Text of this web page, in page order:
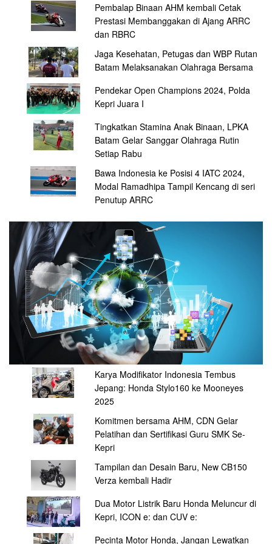
Pembalap Binaan AHM kembali Cetak
Prestasi Membanggakan di Ajang ARRC
dan RBRC
Jaga Kesehatan, Petugas dan WBP Rutan
Batam Melaksanakan Olahraga Bersama
Pendekar Open Champions 2024, Polda
Kepri Juara I
Tingkatkan Stamina Anak Binaan, LPKA
Batam Gelar Sanggar Olahraga Rutin
Setiap Rabu
Bawa Indonesia ke Posisi 4 IATC 2024,
Modal Ramadhipa Tampil Kencang di seri
Penutup ARRC
Karya Modifikator Indonesia Tembus
Jepang: Honda Stylo160 ke Mooneyes
2025
Komitmen bersama AHM, CDN Gelar
Pelatihan dan Sertifikasi Guru SMK Se-
Kepri
Tampilan dan Desain Baru, New CB150
Verza kembali Hadir
Dua Motor Listrik Baru Honda Meluncur di
Kepri, ICON e: dan CUV e:
Pecinta Motor Honda, Jangan Lewatkan